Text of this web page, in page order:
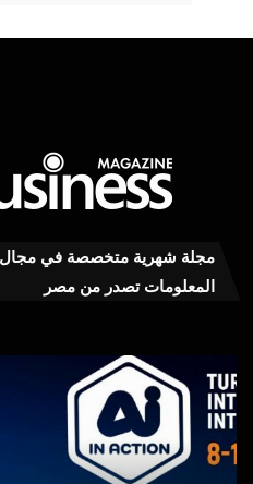
مجلة شهرية متخصصة في مجال
المعلومات تصدر من مصر
يومًا
على
انطلاق
Cairo